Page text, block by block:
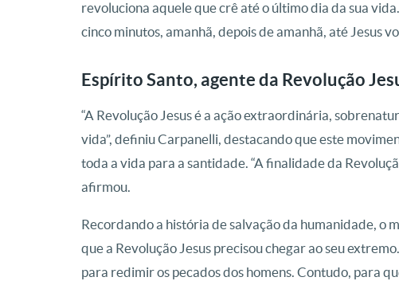
revoluciona aquele que crê até o último dia da sua
cinco minutos, amanhã, depois de amanhã, até Jesus
Espírito Santo, agente da Revolução
“A Revolução Jesus é a ação extraordinária,
vida”, definiu Carpanelli, destacando que este
toda a vida para a santidade. “A finalidade da
afirmou.
Recordando a história de salvação da humanidade, o
que a Revolução Jesus precisou chegar ao seu
para redimir os pecados dos homens. Contudo, para